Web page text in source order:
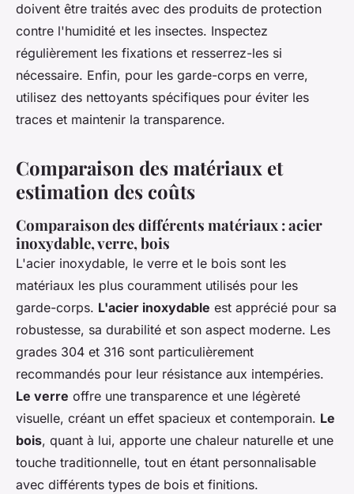
doivent être traités avec des produits de protection
contre l'humidité et les insectes. Inspectez
régulièrement les fixations et resserrez-les si
nécessaire. Enfin, pour les garde-corps en verre,
utilisez des nettoyants spécifiques pour éviter les
traces et maintenir la transparence.
Comparaison des matériaux et
estimation des coûts
Comparaison des différents matériaux : acier
inoxydable, verre, bois
L'acier inoxydable, le verre et le bois sont les
matériaux les plus couramment utilisés pour les
garde-corps. L'acier inoxydable est apprécié pour sa
robustesse, sa durabilité et son aspect moderne. Les
grades 304 et 316 sont particulièrement
recommandés pour leur résistance aux intempéries.
Le verre offre une transparence et une légèreté
visuelle, créant un effet spacieux et contemporain. Le
bois, quant à lui, apporte une chaleur naturelle et une
touche traditionnelle, tout en étant personnalisable
avec différents types de bois et finitions.